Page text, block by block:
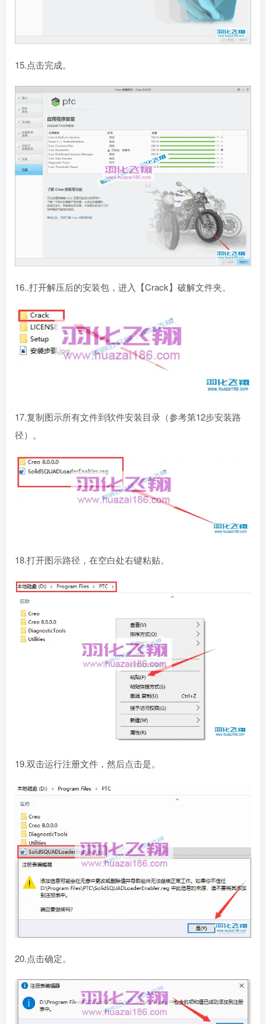
15.点击完成。
16..打开解压后的安装包，进入【Crack】破解文件夹。
17.复制图示所有文件到软件安装目录（参考第12步安装路
径）。
18.打开图示路径，在空白处右键粘贴。
19.双击运行注册文件，然后点击是。
20.点击确定。